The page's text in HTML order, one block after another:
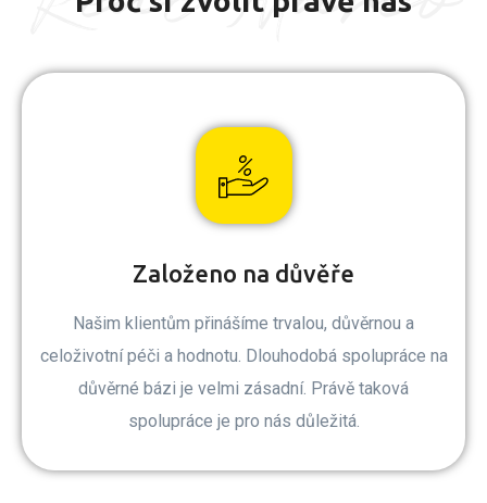
Založeno na důvěře
Našim klientům přinášíme trvalou, důvěrnou a
celoživotní péči a hodnotu. Dlouhodobá spolupráce na
důvěrné bázi je velmi zásadní. Právě taková
spolupráce je pro nás důležitá.